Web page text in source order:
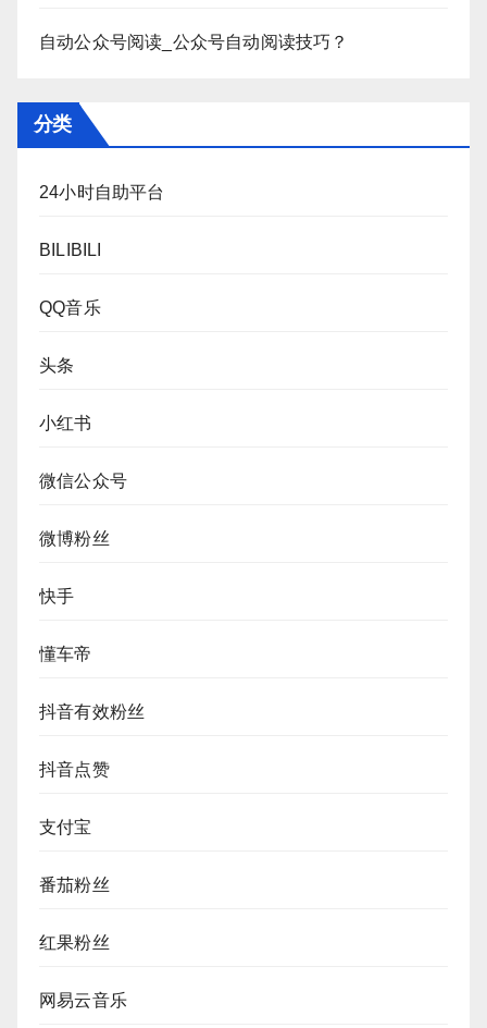
自动公众号阅读_公众号自动阅读技巧？
分类
24小时自助平台
BILIBILI
QQ音乐
头条
小红书
微信公众号
微博粉丝
快手
懂车帝
抖音有效粉丝
抖音点赞
支付宝
番茄粉丝
红果粉丝
网易云音乐